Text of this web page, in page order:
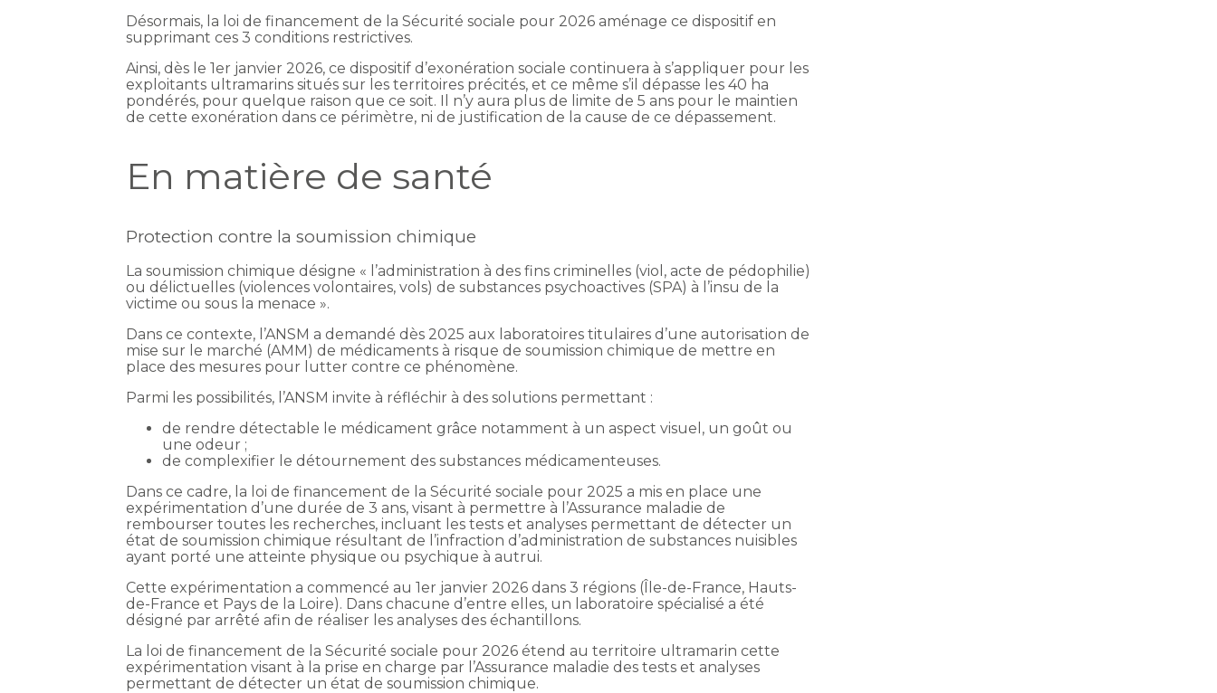
Désormais, la loi de financement de la Sécurité sociale pour 2026 aménage ce dispositif en
supprimant ces 3 conditions restrictives.
Ainsi, dès le 1er janvier 2026, ce dispositif d’exonération sociale continuera à s’appliquer pour les
exploitants ultramarins situés sur les territoires précités, et ce même s’il dépasse les 40 ha
pondérés, pour quelque raison que ce soit. Il n’y aura plus de limite de 5 ans pour le maintien
de cette exonération dans ce périmètre, ni de justification de la cause de ce dépassement.
En matière de santé
Protection contre la soumission chimique
La soumission chimique désigne « l’administration à des fins criminelles (viol, acte de pédophilie)
ou délictuelles (violences volontaires, vols) de substances psychoactives (SPA) à l’insu de la
victime ou sous la menace ».
Dans ce contexte, l’ANSM a demandé dès 2025 aux laboratoires titulaires d’une autorisation de
mise sur le marché (AMM) de médicaments à risque de soumission chimique de mettre en
place des mesures pour lutter contre ce phénomène.
Parmi les possibilités, l’ANSM invite à réfléchir à des solutions permettant :
de rendre détectable le médicament grâce notamment à un aspect visuel, un goût ou
une odeur ;
de complexifier le détournement des substances médicamenteuses.
Dans ce cadre, la loi de financement de la Sécurité sociale pour 2025 a mis en place une
expérimentation d’une durée de 3 ans, visant à permettre à l’Assurance maladie de
rembourser toutes les recherches, incluant les tests et analyses permettant de détecter un
état de soumission chimique résultant de l’infraction d’administration de substances nuisibles
ayant porté une atteinte physique ou psychique à autrui.
Cette expérimentation a commencé au 1er janvier 2026 dans 3 régions (Île-de-France, Hauts-
de-France et Pays de la Loire). Dans chacune d’entre elles, un laboratoire spécialisé a été
désigné par arrêté afin de réaliser les analyses des échantillons.
La loi de financement de la Sécurité sociale pour 2026 étend au territoire ultramarin cette
expérimentation visant à la prise en charge par l’Assurance maladie des tests et analyses
permettant de détecter un état de soumission chimique.